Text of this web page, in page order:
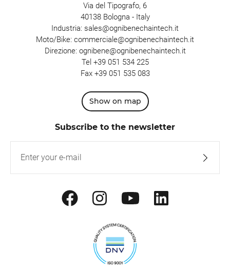
Via del Tipografo, 6
40138 Bologna - Italy
Industria: sales@ognibenechaintech.it
Moto/Bike: commerciale@ognibenechaintech.it
Direzione: ognibene@ognibenechaintech.it
Tel +39 051 534 225
Fax +39 051 535 083
Show on map
Subscribe to the newsletter